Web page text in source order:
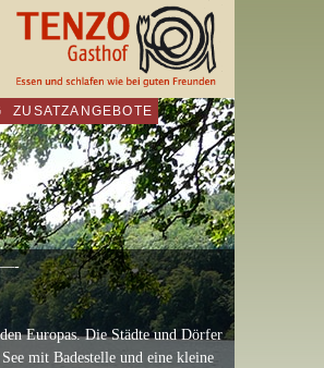
ZUSATZANGEBOTE
Europas. Die Städte und Dörfer
mit Badestelle und eine kleine